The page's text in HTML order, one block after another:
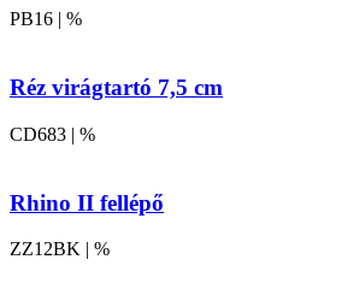
PB16 | %
Réz virágtartó 7,5 cm
CD683 | %
Rhino II fellépő
ZZ12BK | %